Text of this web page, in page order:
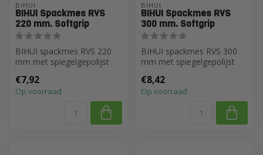
BIHUI
BIHUI Spackmes RVS
220 mm. Softgrip
BIHUI spackmes RVS 220
mm met spiegelgepolijst
afmessen...
€7,92
Op voorraad
BIHUI
BIHUI Spackmes RVS
300 mm. Softgrip
BIHUI spackmes RVS 300
mm met spiegelgepolijst
afmessen...
€8,42
Op voorraad